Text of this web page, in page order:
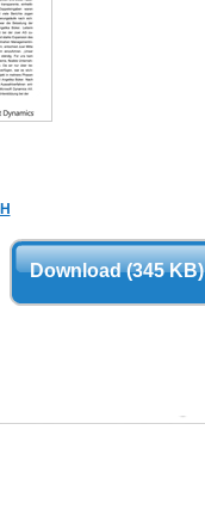
Download (345 KB)